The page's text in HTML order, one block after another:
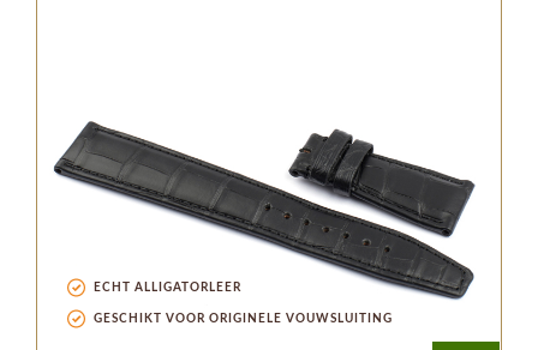
ECHT ALLIGATORLEER
GESCHIKT VOOR ORIGINELE VOUWSLUITING